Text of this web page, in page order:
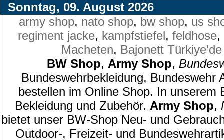
Sonntag, 09. August 2026
army shop, nato shop, bw shop, us
regiment jacke, kampfstiefel, feldhose,
Macheten, Bajonett
BW Shop, Army Shop,
Bundeswehrbekleidung,
bestellen im Online Shop. In
Bekleidung und Zubehör. Army Shop,
bietet unser BW-Shop Neu- und
Outdoor-, Freizeit- und